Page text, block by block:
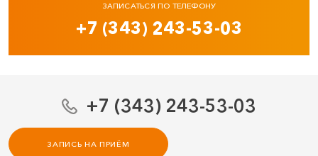
ЗАПИСАТЬСЯ ПО ТЕЛЕФОНУ
+7 (343) 243-53-03
+7 (343) 243-53-03
ЗАПИСЬ НА ПРИЁМ